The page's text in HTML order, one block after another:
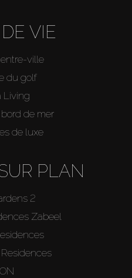
VIE
ville
du golf
Living
de mer
de luxe
PLAN
2
Zabeel